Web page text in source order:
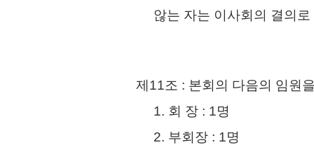
않는 자는 이사회의 결의로
제11조 : 본회의 다음의 임원
1. 회 장 : 1명
2. 부회장 : 1명